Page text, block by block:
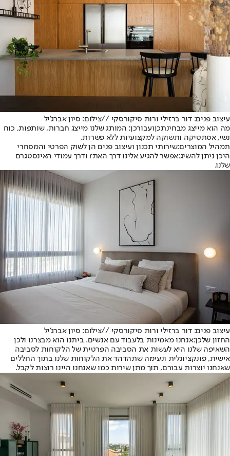
עיצוב פנים: דור ברזילי ורות סיקורסקי //צילום: סיון אברג'יל
מה הוא מייצג מבחינתכןועבורכן: המותג שלנו מייצג חברות, שותפות, כוח
נשי, אסתטיקה ותשוקה למקצועיות ללא פשרות.
תמהיל המוצרים:שירותי תכנון ועיצוב פנים הן לשוק הפרטי והמסחרי
היכן ניתן להשיג:
אפשר להגיע אלינו דרך האתr ודרך עמודי האינסטגרם
שלנו.
עיצוב פנים: דור ברזילי ורות סיקורסקי //צילום: סיון אברג'יל
החזון שלכן:אנחנו מאמינות בלעבוד עם אנשים. ביתנו הוא מבצרנו ולכן
השאיפה שלנו היא לעשות את הסביבה הפרטית של הלקוחות לסביבה
אישית, פונקציונלית ונעימה שתהדהד את הלקוחות שלנו בתוך החללים
שאנחנו יוצרות עבורם, תוך מתן שירות כמו שאנחנו היינו רוצות לקבל.